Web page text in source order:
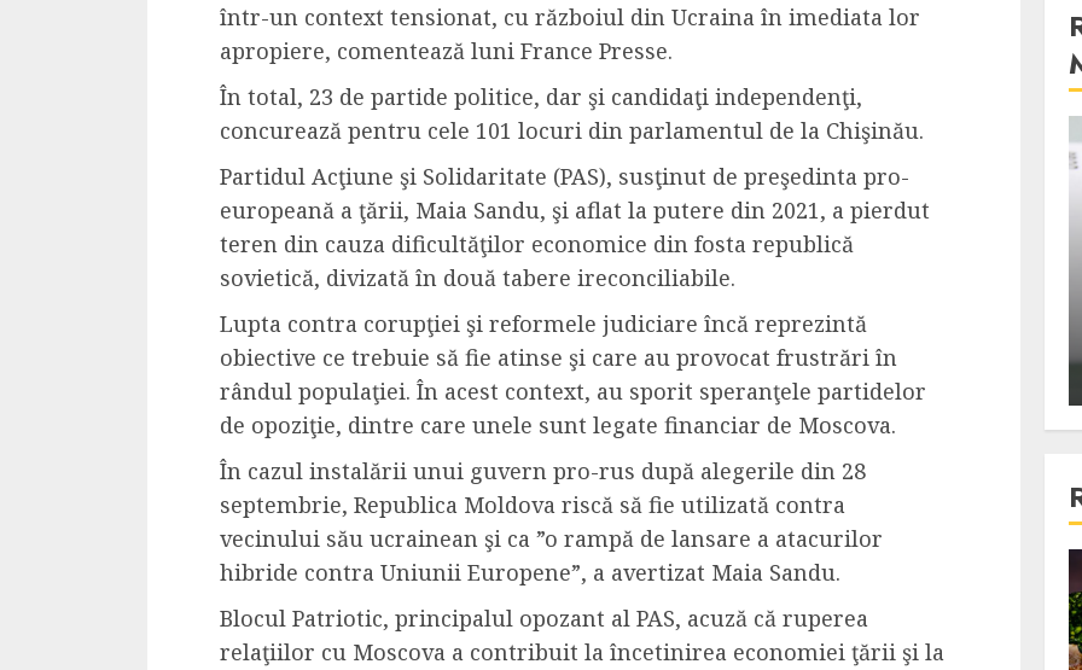
într-un context tensionat, cu războiul din Ucraina în imediata lor
apropiere, comentează luni France Presse.
În total, 23 de partide politice, dar şi candidaţi independenţi,
concurează pentru cele 101 locuri din parlamentul de la Chişinău.
Partidul Acţiune şi Solidaritate (PAS), susţinut de preşedinta pro-
europeană a ţării, Maia Sandu, şi aflat la putere din 2021, a pierdut
teren din cauza dificultăţilor economice din fosta republică
sovietică, divizată în două tabere ireconciliabile.
Lupta contra corupţiei şi reformele judiciare încă reprezintă
obiective ce trebuie să fie atinse şi care au provocat frustrări în
rândul populaţiei. În acest context, au sporit speranţele partidelor
de opoziţie, dintre care unele sunt legate financiar de Moscova.
În cazul instalării unui guvern pro-rus după alegerile din 28
septembrie, Republica Moldova riscă să fie utilizată contra
vecinului său ucrainean şi ca ”o rampă de lansare a atacurilor
hibride contra Uniunii Europene”, a avertizat Maia Sandu.
Blocul Patriotic, principalul opozant al PAS, acuză că ruperea
relaţiilor cu Moscova a contribuit la încetinirea economiei ţării şi la
3 min read
Din fotoliu
Dungeons & Dragons:
Onoare printre hoti, un
film ca un joc care te
cucereste de la primele
cadre
ALEXANDRU S.
4 min read
Din fotoliu
The Killer, un film care nu a
reusit sa se ridice la
nivelul asteptarilor
publicului si criticilor
4 min read 4 min read